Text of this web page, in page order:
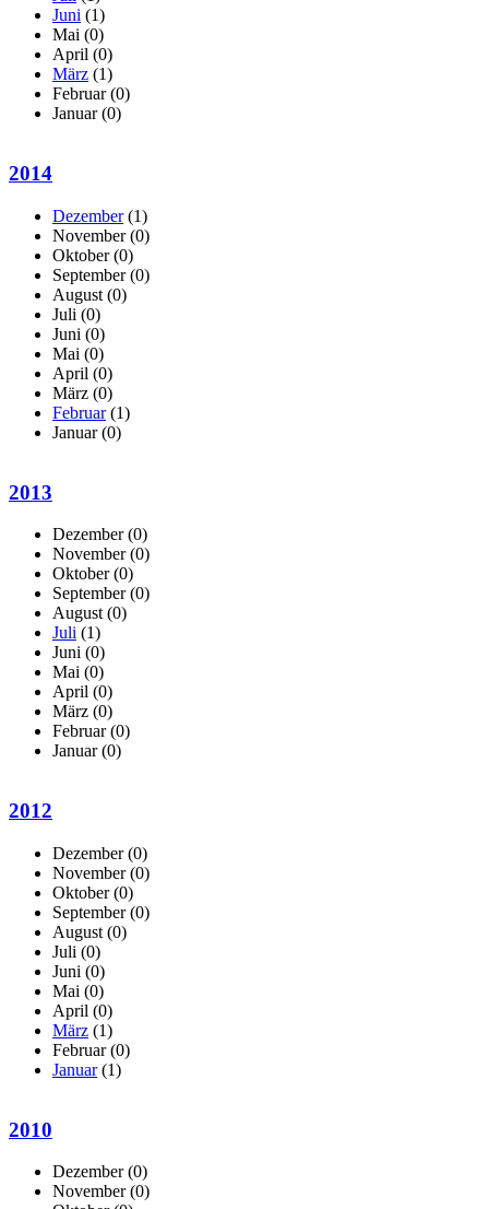
Juni (1)
Mai (0)
April (0)
März (1)
Februar(0)
Januar(0)
2014
Dezember (1)
November(0)
Oktober(0)
September(0)
August (0)
Juli (0)
Juni (0)
Mai (0)
April (0)
März (0)
Februar (1)
Januar(0)
2013
Dezember(0)
November(0)
Oktober(0)
September(0)
August (0)
Juli (1)
Juni (0)
Mai (0)
April (0)
März (0)
Februar(0)
Januar(0)
2012
Dezember(0)
November(0)
Oktober(0)
September(0)
August (0)
Juli (0)
Juni (0)
Mai (0)
April (0)
März (1)
Februar(0)
Januar (1)
2010
Dezember(0)
November(0)